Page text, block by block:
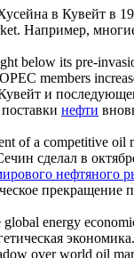
в Кувейт в
. Например,
below its pre-
members
и
нефти
of a competitive
сделал в
нефтяного
прекращение
energy
экономика.
overworld oil